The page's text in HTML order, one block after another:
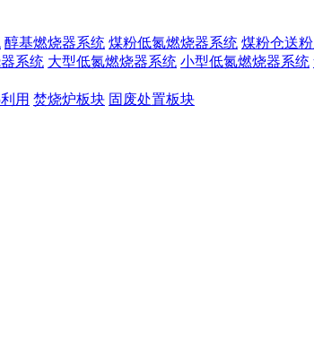
醇基燃烧器系统 煤粉低氮燃烧器系统 煤粉仓送
系统 大型低氮燃烧器系统 小型低氮燃烧器系统
用 焚烧炉板块 固废处置板块